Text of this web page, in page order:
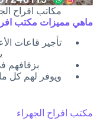
مكاتب افراح
ماهي مميزات مكتب
تأجير قاعات
بزفافهم
ويوفر لهم كل
مكتب افراح الجهراء